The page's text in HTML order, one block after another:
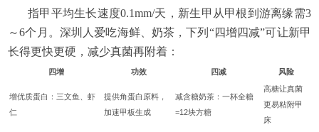
指甲平均生长速度0.1mm/天，新生甲从甲根到游离缘需3
～6个月。深圳人爱吃海鲜、奶茶，下列“四增四减”可让新甲
长得更快更硬，减少真菌再附着：
四增 功效 四减 风险
增优质蛋白：三文鱼、虾
仁
提供角蛋白原料，
加速甲板生成
减含糖奶茶：一杯全糖
=12块方糖
高糖让真菌
更易粘附甲
床